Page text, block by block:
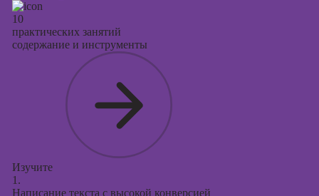
10
практических занятий
содержание и инструменты
Изучите
1.
Написание текста с высокой конверсией